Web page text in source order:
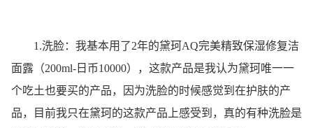
1.洗脸：我基本用了2年的黛珂AQ完美精致保湿修复洁
面露（200ml-日币10000），这款产品是我认为黛珂唯一一
个吃土也要买的产品，因为洗脸的时候感觉到在护肤的产
品，目前我只在黛珂的这款产品上感受到，真的有种洗脸是